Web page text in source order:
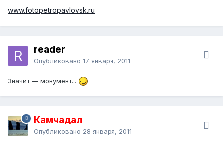
www.fotopetropavlovsk.ru
reader
Опубликовано 17 января, 2011
Значит — монумент...
Камчадал
Опубликовано 28 января, 2011